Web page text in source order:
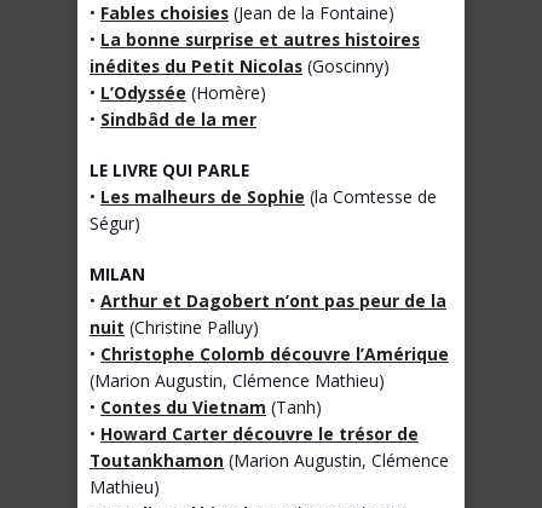
• Fables choisies (Jean de la Fontaine)
• La bonne surprise et autres histoires
inédites du Petit Nicolas (Goscinny)
• L’Odyssée (Homère)
• Sindbâd de la mer
LE LIVRE QUI PARLE
• Les malheurs de Sophie (la Comtesse de
Ségur)
MILAN
• Arthur et Dagobert n’ont pas peur de la
nuit (Christine Palluy)
• Christophe Colomb découvre l’Amérique
(Marion Augustin, Clémence Mathieu)
• Contes du Vietnam (Tanh)
• Howard Carter découvre le trésor de
Toutankhamon (Marion Augustin, Clémence
Mathieu)